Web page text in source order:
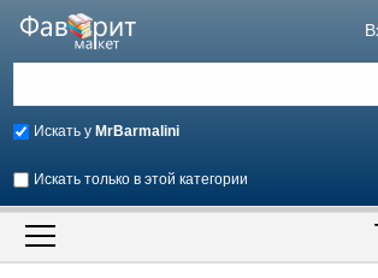
Искать у MrBarmalini
Искать только в этой категории
Искать также в описании